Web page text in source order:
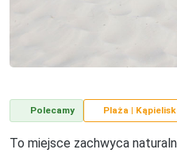
Polecamy Plaża |
To miejsce zachwyca